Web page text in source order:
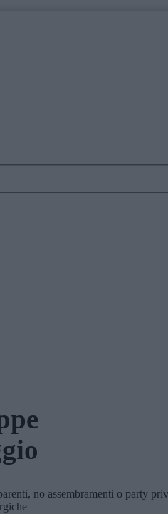
no assembramenti o party